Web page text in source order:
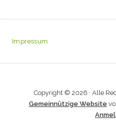
Impressum
Copyright © 2026 · Alle
Gemeinnützige Website